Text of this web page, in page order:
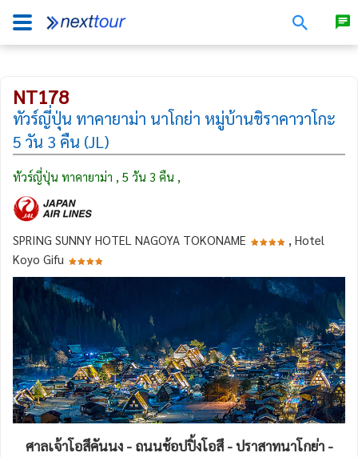
NT178
ทัวร์ญี่ปุ่น ทาคายาม่า นาโกย่า หมู่บ้านชิราคาวาโกะ
5 วัน 3 คืน (JL)
ทัวร์ญี่ปุ่น ทาคายาม่า , 5 วัน 3 คืน ,
SPRING SUNNY HOTEL NAGOYA TOKONAME
, Hotel
Koyo Gifu
ศาลเจ้าโอสึคันนง - ถนนช้อปปิ้งโอสึ - ปราสาทนาโกย่า -